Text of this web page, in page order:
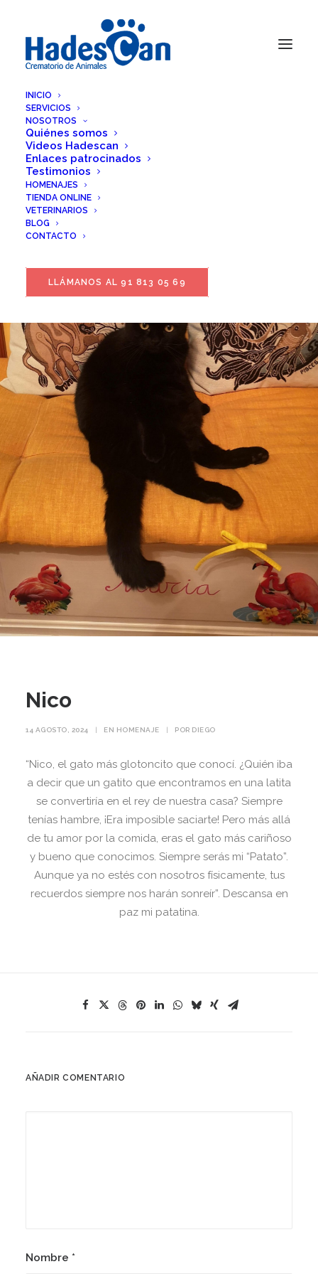
INICIO
SERVICIOS
NOSOTROS
Quiénes somos
Videos Hadescan
Enlaces patrocinados
Testimonios
HOMENAJES
TIENDA ONLINE
VETERINARIOS
BLOG
CONTACTO
LLÁMANOS AL 91 813 05 69
Nico
14 AGOSTO, 2024 | EN HOMENAJE | POR DIEGO
“Nico, el gato más glotoncito que conocí. ¿Quién iba
a decir que un gatito que encontramos en una latita
se convertiría en el rey de nuestra casa? Siempre
tenías hambre, ¡Era imposible saciarte! Pero más allá
de tu amor por la comida, eras el gato más cariñoso
y bueno que conocimos. Siempre serás mi “Patato”.
Aunque ya no estés con nosotros físicamente, tus
recuerdos siempre nos harán sonreír”. Descansa en
paz mi patatina.
AÑADIR COMENTARIO
Nombre *